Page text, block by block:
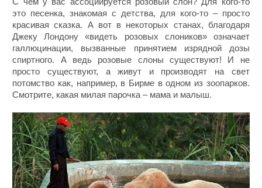
это песенка, знакомая с детства, для кого-то – просто
красивая сказка. А вот в некоторых станах, благодаря
Джеку Лондону «видеть розовых слоников» означает
галлюцинации, вызванные принятием изрядной дозы
спиртного. А ведь розовые слоны существуют! И не
просто существуют, а живут и производят на свет
потомство как, например, в Бирме в одном из зоопарков.
Смотрите, какая милая парочка – мама и малыш.